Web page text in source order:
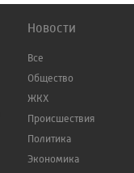
Новости
Все
Общество
ЖКХ
Происшествия
Политика
Экономика